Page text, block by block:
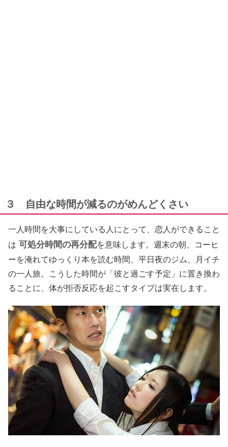
３ 自由な時間が減るのがめんどくさい
一人時間を大事にしている人にとって、恋人ができること
は 可処分時間の再分配を意味します。週末の朝、コーヒ
ーを淹れてゆっくり本を読む時間、平日夜のジム、月イチ
の一人旅。こうした時間が「彼と過ごす予定」に置き換わ
ることに、体が拒否反応を起こすタイプは実在します。